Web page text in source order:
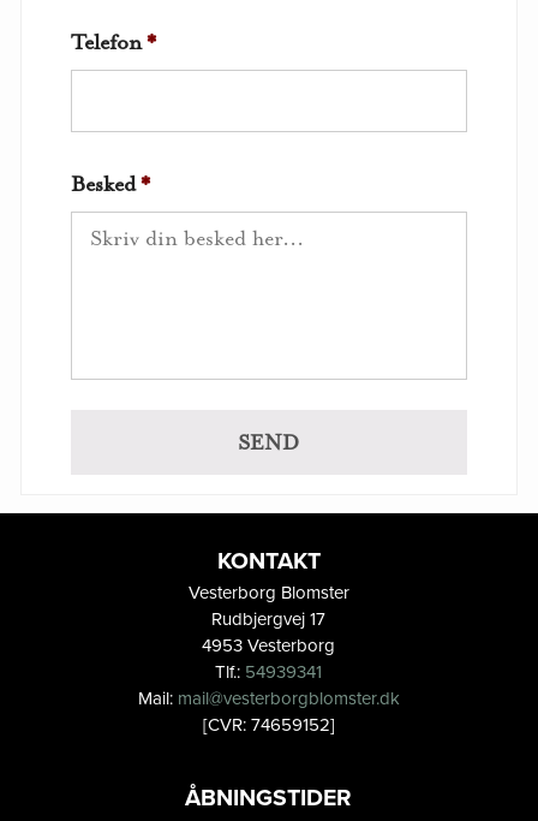
Telefon*
Besked*
KONTAKT
Vesterborg Blomster
Rudbjergvej 17
4953 Vesterborg
Tlf.: 54939341
Mail: mail@vesterborgblomster.dk
[CVR: 74659152]
ÅBNINGSTIDER